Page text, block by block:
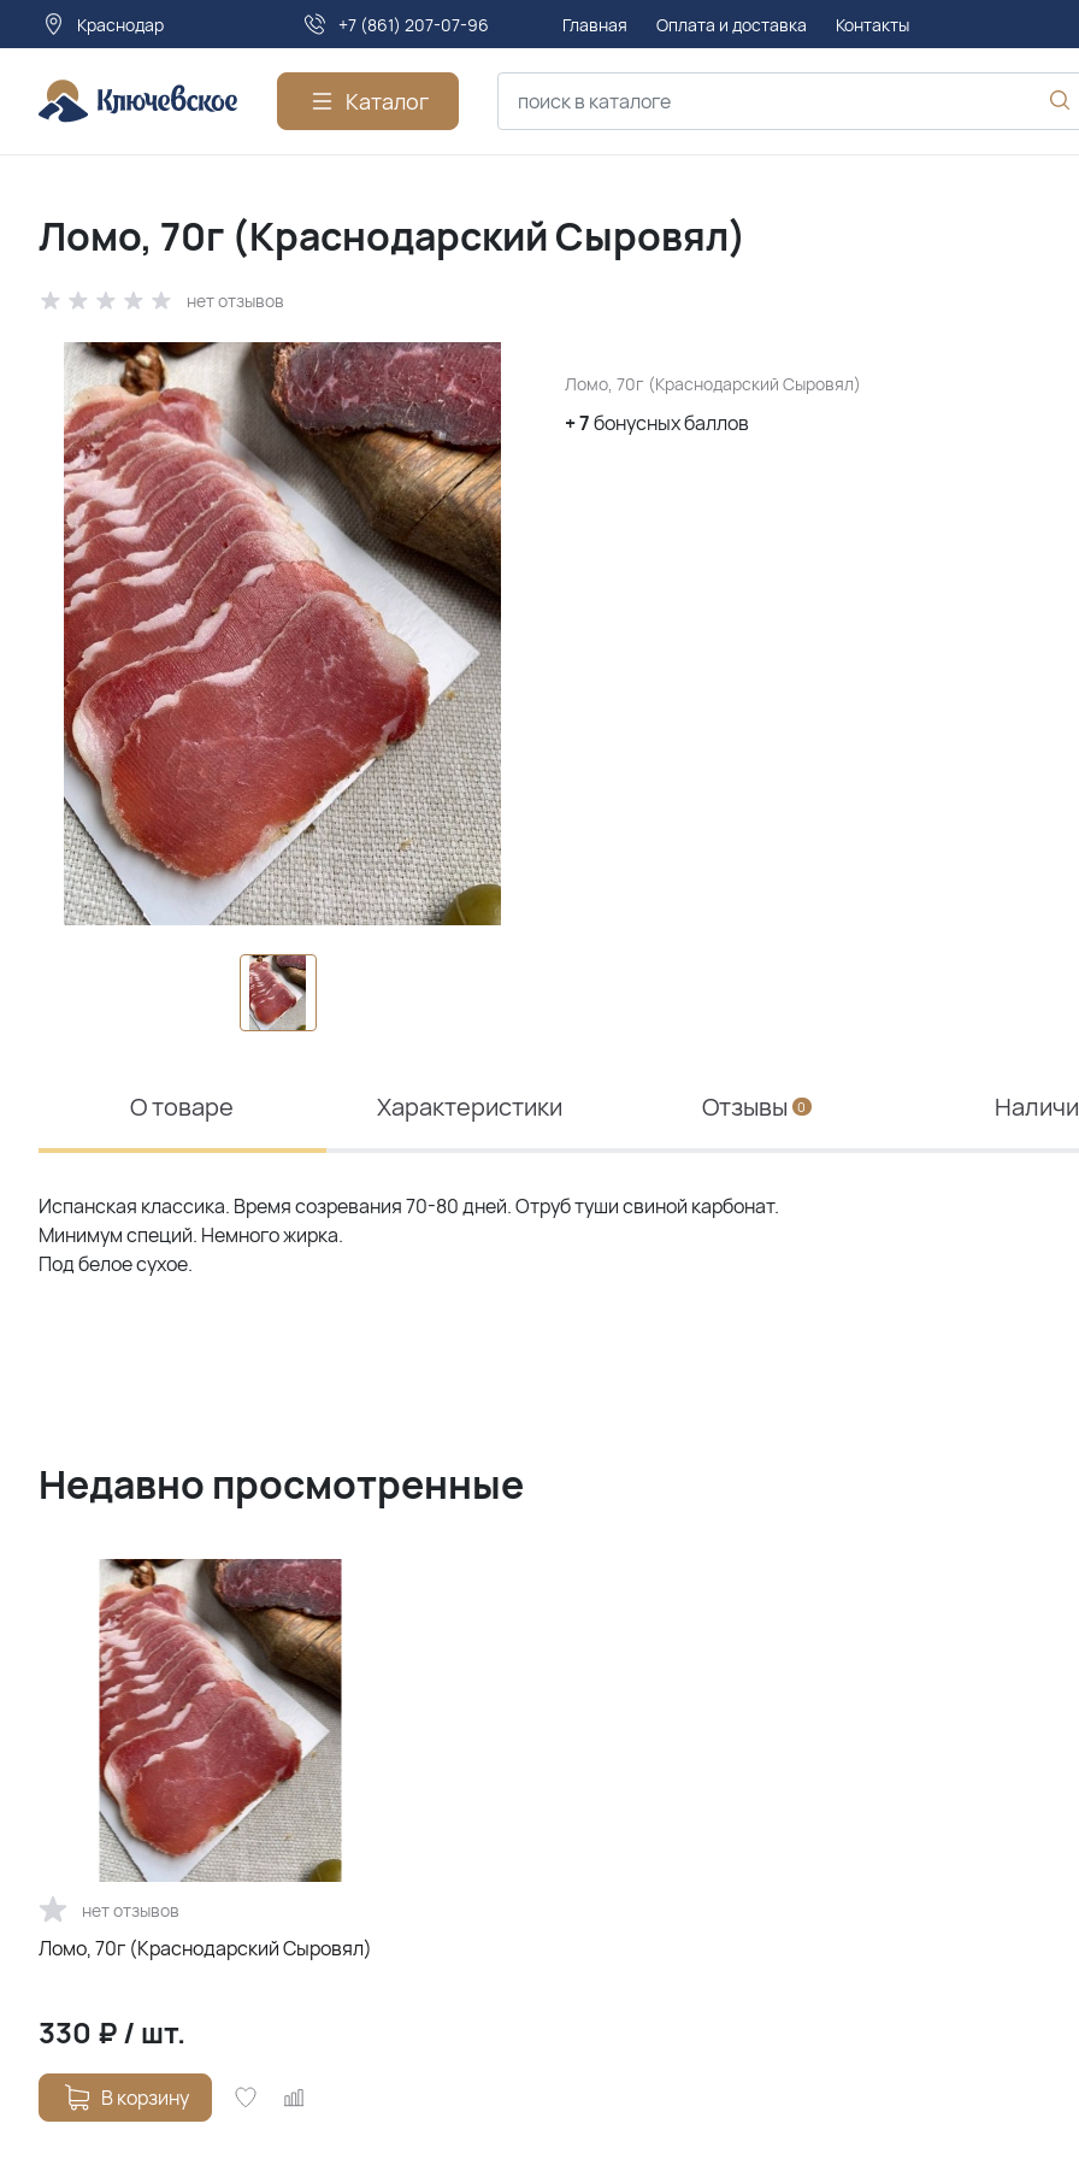
Краснодар +7 (861) 207-07-96 Главная Оплата и доставка Контакты
Каталог
Ломо, 70г (Краснодарский Сыровял)
нет отзывов
Ломо, 70г (Краснодарский Сыровял)
+7бонусных баллов
О товаре Характеристики Отзывы 0
Испанская классика. Время созревания 70-80 дней. Отруб туши свиной карбонат.
Минимум специй. Немного жирка.
Под белое сухое.
Недавно просмотренные
нет отзывов
Ломо, 70г (Краснодарский Сыровял)
330 ₽/ шт.
В корзину